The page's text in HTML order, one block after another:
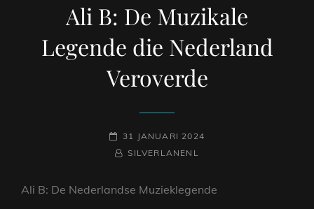
Ali B: De Muzikale
Legende die Nederland
Veroverde
GEPLAATST
OP
31 JANUARI 2024
NAAMREGEL
BYLINE
SILVERLANENL
Ali B: De Nederlandse Muzieklegende